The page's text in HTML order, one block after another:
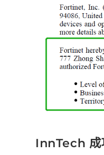
InnTech 成